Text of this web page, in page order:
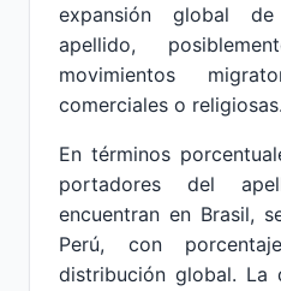
expansión global
apellido,
movimientos
comerciales o religiosas.
En términos
portadores del
encuentran en Brasil,
Perú, con
distribución global. La